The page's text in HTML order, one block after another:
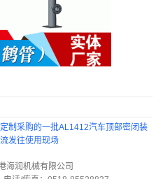
制采购的一批AL1412汽车顶部密闭装
发往使用现场
海润机械有限公司